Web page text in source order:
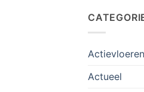
Actievloeren
Actueel